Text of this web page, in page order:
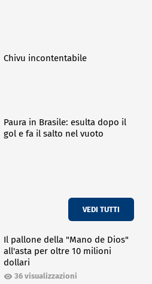
Chivu incontentabile
Paura in Brasile: esulta dopo il
gol e fa il salto nel vuoto
VEDI TUTTI
Il pallone della "Mano de Dios"
all'asta per oltre 10 milioni
dollari
36 visualizzazioni